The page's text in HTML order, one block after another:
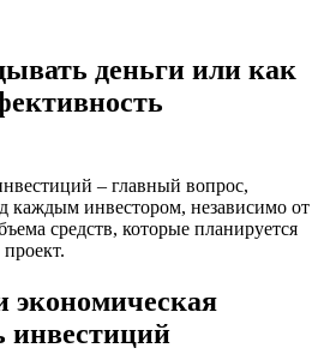
деньги или как
– главный вопрос,
каждым инвестором, независимо от
средств, которые планируется
экономическая
инвестиций